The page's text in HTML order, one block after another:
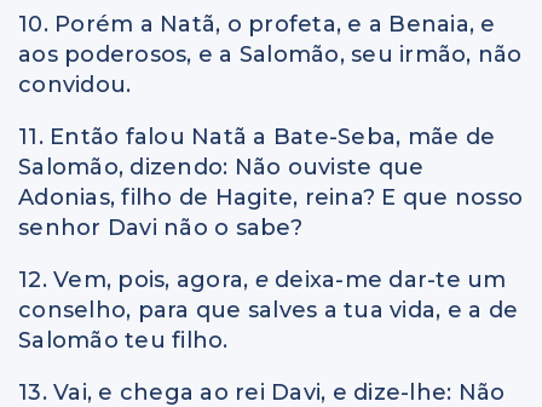
10. Porém a Natã, o profeta, e a Benaia, e
aos poderosos, e a Salomão, seu irmão, não
convidou.
11. Então falou Natã a Bate-Seba, mãe de
Salomão, dizendo: Não ouviste que
Adonias, filho de Hagite, reina? E que nosso
senhor Davi não o sabe?
12. Vem, pois, agora, e deixa-me dar-te um
conselho, para que salves a tua vida, e a de
Salomão teu filho.
13. Vai, e chega ao rei Davi, e dize-lhe: Não